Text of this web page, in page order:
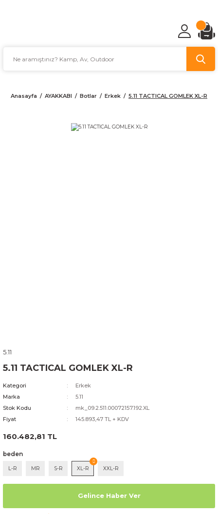
Anasayfa AYAKKABI Botlar Erkek 5.11 TACTICAL GOMLEK XL-R
5.11
5.11 TACTICAL GOMLEK XL-R
Kategori
Erkek
Marka
5.11
Stok Kodu
mk_09.2.511.00072157.192.XL
Fiyat
145.893,47 TL + KDV
160.482,81 TL
beden
L-R MR S-R XL-R XXL-R
Gelince Haber Ver